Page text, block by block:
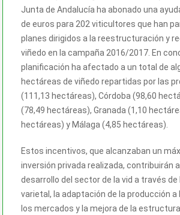
Junta de Andalucía ha abonado una
de euros para 202 viticultores que han
planes dirigidos a la reestructuración y
viñedo en la campaña 2016/2017. En
planificación ha afectado a un total de
hectáreas de viñedo repartidas por las
(111,13 hectáreas), Córdoba (98,60
(78,49 hectáreas), Granada (1,10
hectáreas) y Málaga (4,85 hectáreas).
Estos incentivos, que alcanzaban un
inversión privada realizada, contribuirán
desarrollo del sector de la vid a través
varietal, la adaptación de la producción a
los mercados y la mejora de la